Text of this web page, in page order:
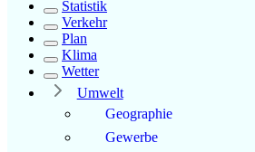
Statistik
Verkehr
Plan
Klima
Wetter
Umwelt
Geographie
Gewerbe